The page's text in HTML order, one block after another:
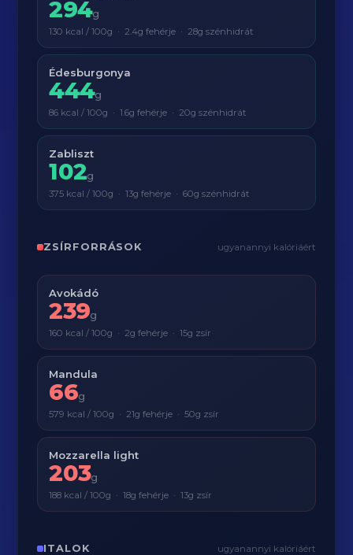
294g
130 kcal / 100g · 2.4g fehérje · 28g szénhidrát
Édesburgonya
444g
86 kcal / 100g · 1.6g fehérje · 20g szénhidrát
Zabliszt
102g
375 kcal / 100g · 13g fehérje · 60g szénhidrát
ZSÍRFORRÁSOK ugyanannyi kalóriáért
Avokádó
239g
160 kcal / 100g · 2g fehérje · 15g zsír
Mandula
66g
579 kcal / 100g · 21g fehérje · 50g zsír
Mozzarella light
203g
188 kcal / 100g · 18g fehérje · 13g zsír
ITALOK ugyanannyi kalóriáért